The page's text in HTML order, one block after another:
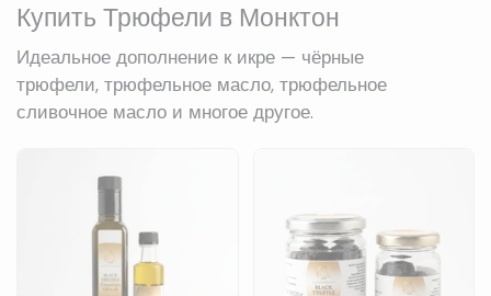
Купить Трюфели в Монктон
Идеальное дополнение к икре — чёрные
трюфели, трюфельное масло, трюфельное
сливочное масло и многое другое.